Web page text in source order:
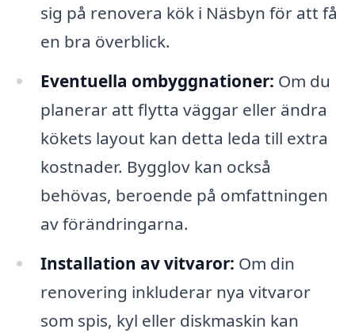
sig på renovera kök i Näsbyn för att få
en bra överblick.
Eventuella ombyggnationer: Om du
planerar att flytta väggar eller ändra
kökets layout kan detta leda till extra
kostnader. Bygglov kan också
behövas, beroende på omfattningen
av förändringarna.
Installation av vitvaror: Om din
renovering inkluderar nya vitvaror
som spis, kyl eller diskmaskin kan